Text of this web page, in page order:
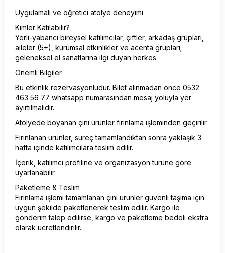
Uygulamalı ve öğretici atölye deneyimi
Kimler Katılabilir?
Yerli-yabancı bireysel katılımcılar, çiftler, arkadaş grupları,
aileler (5+), kurumsal etkinlikler ve acenta grupları;
geleneksel el sanatlarına ilgi duyan herkes.
Önemli Bilgiler
Bu etkinlik rezervasyonludur. Bilet alınmadan önce 0532
463 56 77 whatsapp numarasından mesaj yoluyla yer
ayırtılmalıdır.
Atölyede boyanan çini ürünler fırınlama işleminden geçirilir.
Fırınlanan ürünler, süreç tamamlandıktan sonra yaklaşık 3
hafta içinde katılımcılara teslim edilir.
İçerik, katılımcı profiline ve organizasyon türüne göre
uyarlanabilir.
Paketleme & Teslim
Fırınlama işlemi tamamlanan çini ürünler güvenli taşıma için
uygun şekilde paketlenerek teslim edilir. Kargo ile
gönderim talep edilirse, kargo ve paketleme bedeli ekstra
olarak ücretlendirilir.